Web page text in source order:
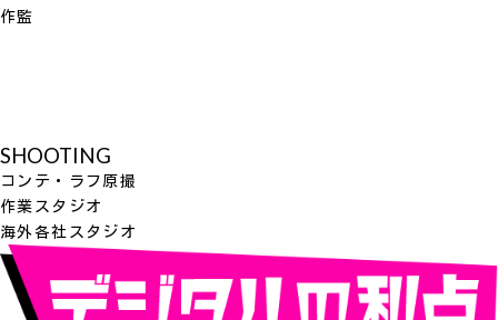
作監
SHOOTING
コンテ・ラフ原撮
作業スタジオ
海外各社スタジオ